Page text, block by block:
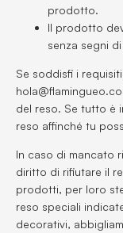
prodotto.
Il prodotto
senza segni
Se soddisfi i
del reso. Se tutto è
reso affinché tu
In caso di mancato
diritto di rifiutare il
prodotti, per loro
reso speciali
decorativi,